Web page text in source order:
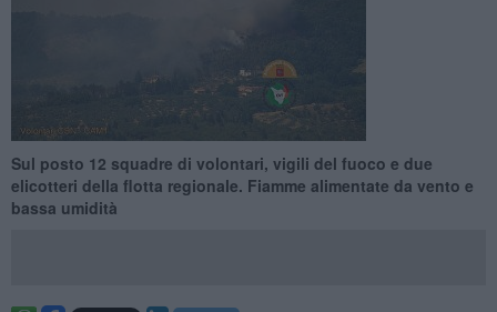
Sul posto 12 squadre di volontari, vigili del fuoco e due
elicotteri della flotta regionale. Fiamme alimentate da vento e
bassa umidità